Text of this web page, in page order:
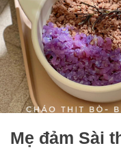
Mẹ đảm Sài